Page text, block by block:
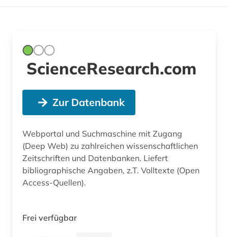
ScienceResearch.com
Zur Datenbank
Webportal und Suchmaschine mit Zugang
(Deep Web) zu zahlreichen wissenschaftlichen
Zeitschriften und Datenbanken. Liefert
bibliographische Angaben, z.T. Volltexte (Open
Access-Quellen).
Frei verfügbar